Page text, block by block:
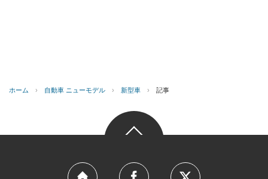
ホーム › 自動車 ニューモデル › 新型車 › 記事